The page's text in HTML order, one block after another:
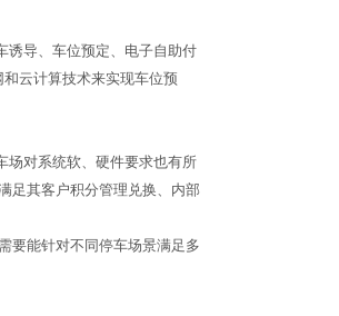
诱导、车位预定、电子自助付
云计算技术来实现车位预
对系统软、硬件要求也有所
足其客户积分管理兑换、内部
要能针对不同停车场景满足多